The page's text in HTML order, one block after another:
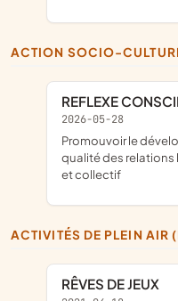
ACTION SOCIO-
REFLEXE
2026-05-28
promouvoir le développement global de la personne, la
qualité des relations
et collectif
ACTIVITÉS DE PLEIN
RÊVES DE JEUX